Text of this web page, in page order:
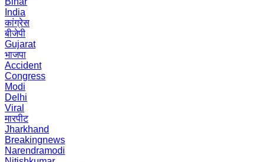
India
कांग्रेस
बीजेपी
Gujarat
भाजपा
Accident
Congress
Modi
Delhi
Viral
मारपीट
Jharkhand
Breakingnews
Narendramodi